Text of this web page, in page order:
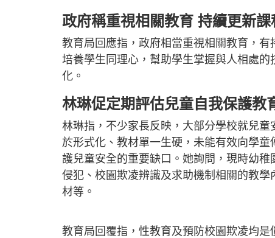
政府稱重視相關教育 持續更新課
教育局回應指，政府相當重視相關教育，
培養學生同理心，幫助學生掌握與人相處
化。
林琳促定期評估兒童自我保護教
林琳指，不少家長反映，大部分學校就兒
於形式化、教材單一生硬，未能有效向學
護兒童安全的重要缺口。她詢問，現時幼
侵犯、校園欺凌辨識及求助機制相關的教
材等。
教育局回覆指，性教育及預防校園欺凌均